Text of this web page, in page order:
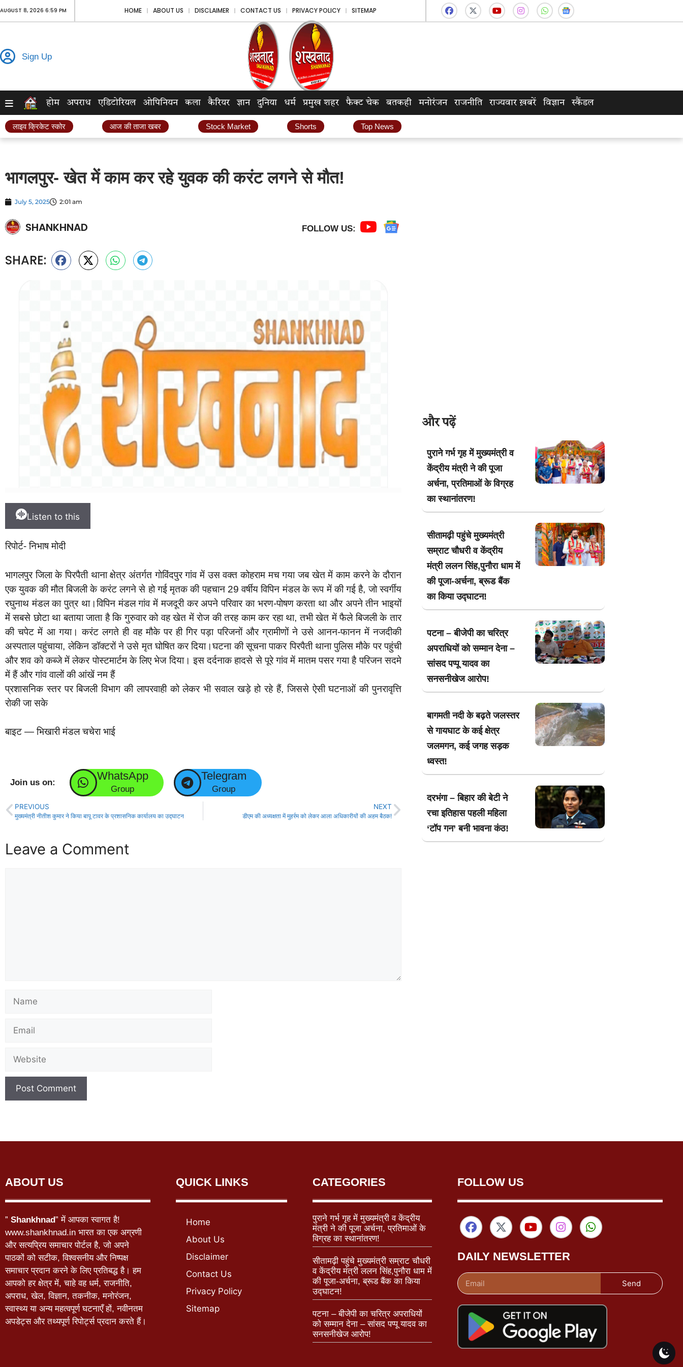
AUGUST 8, 2026 6:59 PM HOME ABOUT US DISCLAIMER CONTACT US PRIVACY POLICY SITEMAP
Sign Up
होम अपराध एडिटोरियल ओपिनियन कला कैरियर ज्ञान दुनिया धर्म प्रमुख शहर फैक्ट चेक बतकही मनोरंजन राजनीति राज्यवार ख़बरें विज्ञान स्कैंडल
लाइव क्रिकेट स्कोर आज की ताजा खबर Stock Market Shorts Top News
भागलपुर- खेत में काम कर रहे युवक की करंट लगने से मौत!
July 5, 2025 2:01 am
SHANKHNAD FOLLOW US:
SHARE:
Listen to this
रिपोर्ट- निभाष मोदी
भागलपुर जिला के पिरपैती थाना क्षेत्र अंतर्गत गोविंदपुर गांव में उस वक्त कोहराम मच गया जब खेत में काम करने के दौरान
एक युवक की मौत बिजली के करंट लगने से हो गई मृतक की पहचान 29 वर्षीय विपिन मंडल के रूप में की गई है, जो स्वर्गीय
रघुनाथ मंडल का पुत्र था।विपिन मंडल गांव में मजदूरी कर अपने परिवार का भरण-पोषण करता था और अपने तीन भाइयों
में सबसे छोटा था बताया जाता है कि गुरुवार को वह खेत में रोज की तरह काम कर रहा था, तभी खेत में फैले बिजली के तार
की चपेट में आ गया। करंट लगते ही वह मौके पर ही गिर पड़ा परिजनों और ग्रामीणों ने उसे आनन-फानन में नजदीकी
अस्पताल पहुंचाया, लेकिन डॉक्टरों ने उसे मृत घोषित कर दिया।घटना की सूचना पाकर पिरपैती थाना पुलिस मौके पर पहुंची
और शव को कब्जे में लेकर पोस्टमार्टम के लिए भेज दिया। इस दर्दनाक हादसे से पूरे गांव में मातम पसर गया है परिजन सदमे
में हैं और गांव वालों की आंखें नम हैं
प्रशासनिक स्तर पर बिजली विभाग की लापरवाही को लेकर भी सवाल खड़े हो रहे हैं, जिससे ऐसी घटनाओं की पुनरावृत्ति
रोकी जा सके
बाइट — भिखारी मंडल चचेरा भाई
Join us on:
WhatsApp
Group
Telegram
Group
PREVIOUS
मुख्यमंत्री नीतीश कुमार ने किया बापू टावर के प्रशासनिक कार्यालय का उद्घाटन
NEXT
डीएम की अध्यक्षता में मुहर्रम को लेकर आला अधिकारीयों की अहम बैठक!
Leave a Comment
और पढ़ें
पुराने गर्भ गृह में मुख्यमंत्री व
केंद्रीय मंत्री ने की पूजा
अर्चना, प्रतिमाओं के विग्रह
का स्थानांतरण!
सीतामढ़ी पहुंचे मुख्यमंत्री
सम्राट चौधरी व केंद्रीय
मंत्री ललन सिंह,पुनौरा धाम में
की पूजा-अर्चना, ब्रूड बैंक
का किया उद्घाटन!
पटना – बीजेपी का चरित्र
अपराधियों को सम्मान देना –
सांसद पप्पू यादव का
सनसनीखेज आरोप!
बागमती नदी के बढ़ते जलस्तर
से गायघाट के कई क्षेत्र
जलमगन, कई जगह सड़क
ध्वस्त!
दरभंगा – बिहार की बेटी ने
रचा इतिहास पहली महिला
‘टॉप गन’ बनी भावना कंठ!
ABOUT US
” Shankhnad” में आपका स्वागत है!
www.shankhnad.in भारत का एक अग्रणी
और सत्यप्रिय समाचार पोर्टल है, जो अपने
पाठकों को सटीक, विश्वसनीय और निष्पक्ष
समाचार प्रदान करने के लिए प्रतिबद्ध है। हम
आपको हर क्षेत्र में, चाहे वह धर्म, राजनीति,
अपराध, खेल, विज्ञान, तकनीक, मनोरंजन,
स्वास्थ्य या अन्य महत्वपूर्ण घटनाएँ हों, नवीनतम
अपडेट्स और तथ्यपूर्ण रिपोर्ट्स प्रदान करते हैं।
QUICK LINKS
Home
About Us
Disclaimer
Contact Us
Privacy Policy
Sitemap
CATEGORIES
पुराने गर्भ गृह में मुख्यमंत्री व केंद्रीय
मंत्री ने की पूजा अर्चना, प्रतिमाओं के
विग्रह का स्थानांतरण!
सीतामढ़ी पहुंचे मुख्यमंत्री सम्राट चौधरी
व केंद्रीय मंत्री ललन सिंह,पुनौरा धाम में
की पूजा-अर्चना, ब्रूड बैंक का किया
उद्घाटन!
पटना – बीजेपी का चरित्र अपराधियों
को सम्मान देना – सांसद पप्पू यादव का
सनसनीखेज आरोप!
FOLLOW US
DAILY NEWSLETTER
Send